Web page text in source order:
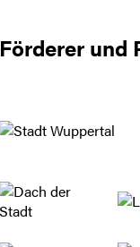
Förderer und